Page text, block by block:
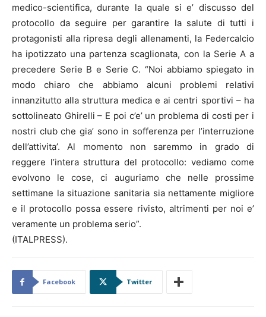
medico-scientifica, durante la quale si e’ discusso del
protocollo da seguire per garantire la salute di tutti i
protagonisti alla ripresa degli allenamenti, la Federcalcio
ha ipotizzato una partenza scaglionata, con la Serie A a
precedere Serie B e Serie C. “Noi abbiamo spiegato in
modo chiaro che abbiamo alcuni problemi relativi
innanzitutto alla struttura medica e ai centri sportivi – ha
sottolineato Ghirelli – E poi c’e’ un problema di costi per i
nostri club che gia’ sono in sofferenza per l’interruzione
dell’attivita’. Al momento non saremmo in grado di
reggere l’intera struttura del protocollo: vediamo come
evolvono le cose, ci auguriamo che nelle prossime
settimane la situazione sanitaria sia nettamente migliore
e il protocollo possa essere rivisto, altrimenti per noi e’
veramente un problema serio”.
(ITALPRESS).
Facebook Twitter